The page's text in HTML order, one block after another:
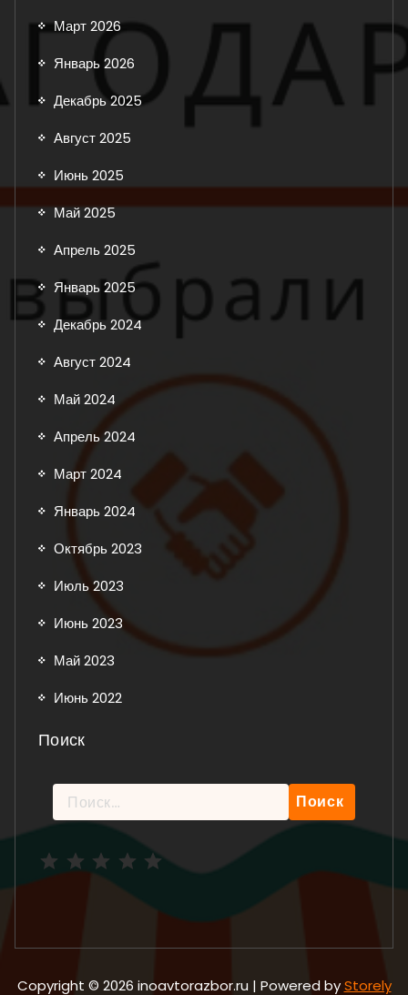
Март 2026
Январь 2026
Декабрь 2025
Август 2025
Июнь 2025
Май 2025
Апрель 2025
Январь 2025
Декабрь 2024
Август 2024
Май 2024
Апрель 2024
Март 2024
Январь 2024
Октябрь 2023
Июль 2023
Июнь 2023
Май 2023
Июнь 2022
Поиск
Найти:
Copyright © 2026 inoavtorazbor.ru | Powered byStorely